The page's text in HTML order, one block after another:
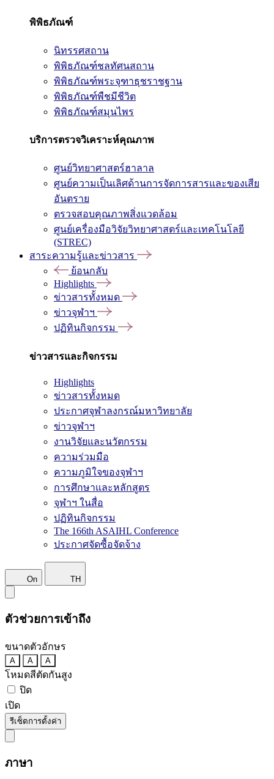
พิพิธภัณฑ์
นิทรรศสถาน
พิพิธภัณฑ์ชลทัศนสถาน
พิพิธภัณฑ์พระจุฑาธุชราชฐาน
พิพิธภัณฑ์พืชมีชีวิต
พิพิธภัณฑ์สมุนไพร
บริการตรวจวิเคราะห์คุณภาพ
ศูนย์วิทยาศาสตร์ฮาลาล
ศูนย์ความเป็นเลิศด้านการจัดการสารและของเสีย
อันตราย
ตรวจสอบคุณภาพสิ่งแวดล้อม
ศูนย์เครื่องมือวิจัยวิทยาศาสตร์และเทคโนโลยี
(STREC)
สาระความรู้และข่าวสาร
ย้อนกลับ
Highlights
ข่าวสารทั้งหมด
ข่าวจุฬาฯ
ปฏิทินกิจกรรม
ข่าวสารและกิจกรรม
Highlights
ข่าวสารทั้งหมด
ประกาศจุฬาลงกรณ์มหาวิทยาลัย
ข่าวจุฬาฯ
งานวิจัยและนวัตกรรม
ความร่วมมือ
ความภูมิใจของจุฬาฯ
การศึกษาและหลักสูตร
จุฬาฯ ในสื่อ
ปฏิทินกิจกรรม
The 166th ASAIHL Conference
ประกาศจัดซื้อจัดจ้าง
On TH
ตัวช่วยการเข้าถึง
ขนาดตัวอักษร
A A A
โหมดสีตัดกันสูง
ปิด
เปิด
รีเซ็ตการตั้งค่า
ภาษา